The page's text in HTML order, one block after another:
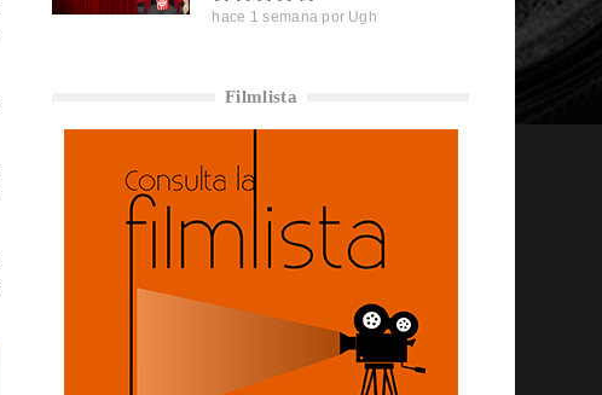
hace 1 semana por Ugh
Filmlista